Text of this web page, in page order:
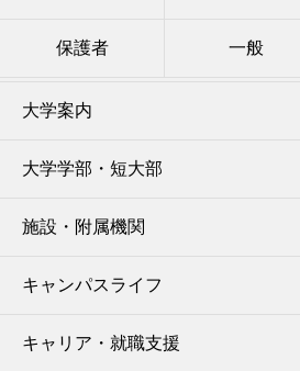
保護者 一般
大学案内
大学学部・短大部
施設・附属機関
キャンパスライフ
キャリア・就職支援